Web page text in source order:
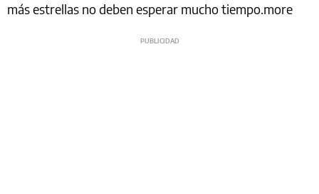
más estrellas no deben esperar mucho tiempo.more